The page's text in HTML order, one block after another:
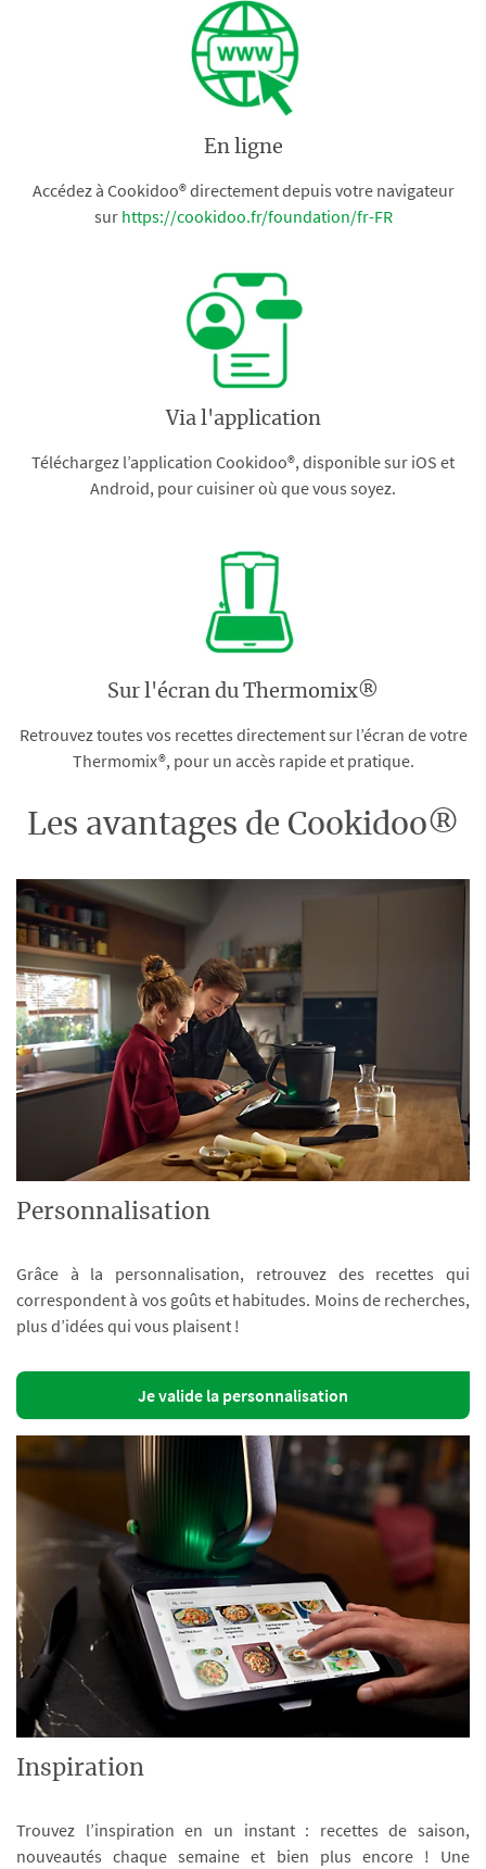
En ligne
Accédez à Cookidoo® directement depuis votre navigateur
sur https://cookidoo.fr/foundation/fr-FR
Via l'application
Téléchargez l’application Cookidoo®, disponible sur iOS et
Android, pour cuisiner où que vous soyez.
Sur l'écran du Thermomix®
Retrouvez toutes vos recettes directement sur l’écran de votre
Thermomix®, pour un accès rapide et pratique.
Les avantages de Cookidoo®
Personnalisation
Grâce à la personnalisation, retrouvez des recettes qui
correspondent à vos goûts et habitudes. Moins de recherches,
plus d’idées qui vous plaisent !
Je valide la personnalisation
Inspiration
Trouvez l’inspiration en un instant : recettes de saison,
nouveautés chaque semaine et bien plus encore ! Une